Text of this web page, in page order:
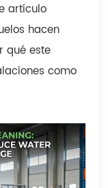
artículo
hacen
qué este
como